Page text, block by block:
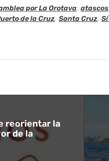
por La Orotava, atascos,
de la Cruz, Santa Cruz,
reorientar la
de la